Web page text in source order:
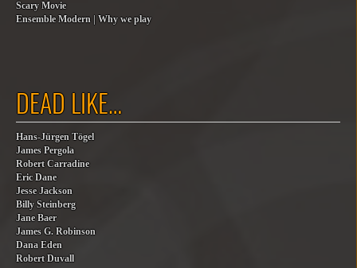
Scary Movie
Ensemble Modern | Why we play
DEAD LIKE…
Hans-Jürgen Tögel
James Pergola
Robert Carradine
Eric Dane
Jesse Jackson
Billy Steinberg
Jane Baer
James G. Robinson
Dana Eden
Robert Duvall